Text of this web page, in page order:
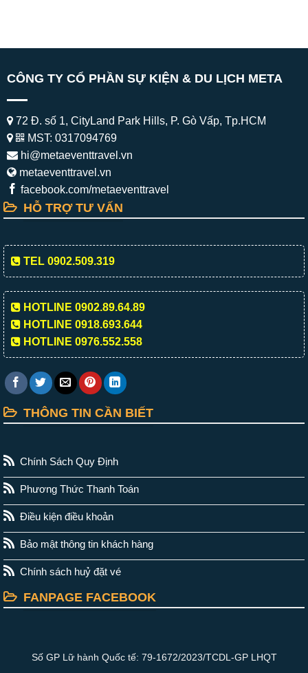
CÔNG TY CỔ PHẦN SỰ KIỆN & DU LỊCH META
72 Đ. số 1, CityLand Park Hills, P. Gò Vấp, Tp.HCM
MST: 0317094769
hi@metaeventtravel.vn
metaeventtravel.vn
facebook.com/metaeventtravel
HỖ TRỢ TƯ VẤN
TEL 0902.509.319
HOTLINE 0902.89.64.89
HOTLINE 0918.693.644
HOTLINE 0976.552.558
THÔNG TIN CẦN BIẾT
Chính Sách Quy Định
Phương Thức Thanh Toán
Điều kiện điều khoản
Bảo mật thông tin khách hàng
Chính sách huỷ đặt vé
FANPAGE FACEBOOK
Số GP Lữ hành Quốc tế: 79-1672/2023/TCDL-GP LHQT